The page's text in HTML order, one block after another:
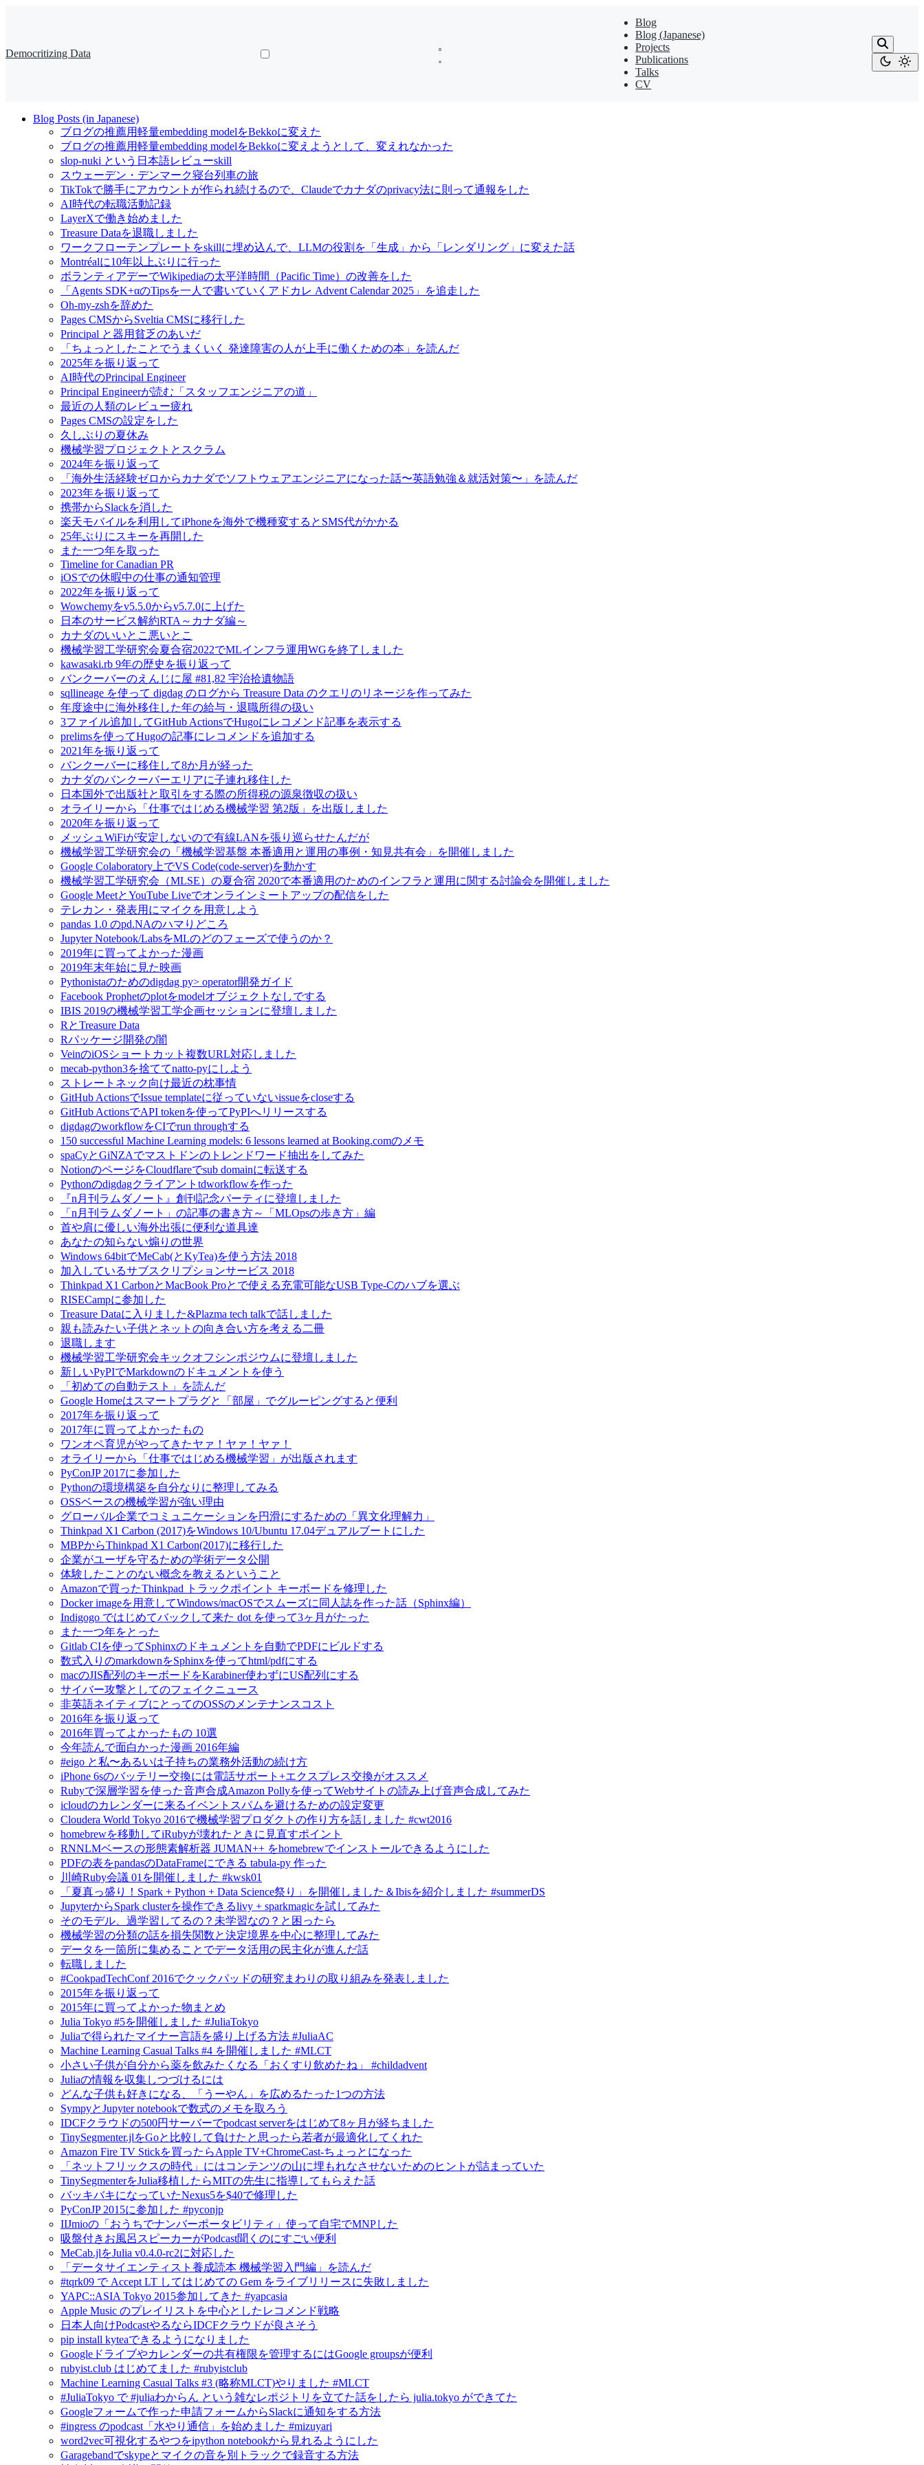
Democritizing Data
Blog
Blog (Japanese)
Projects
Publications
Talks
CV
Blog Posts (in Japanese)
ブログの推薦用軽量embedding modelをBekkoに変えた
ブログの推薦用軽量embedding modelをBekkoに変えようとして、変えれなかった
slop-nuki という日本語レビューskill
スウェーデン・デンマーク寝台列車の旅
TikTokで勝手にアカウントが作られ続けるので、Claudeでカナダのprivacy法に則って通報をした
AI時代の転職活動記録
LayerXで働き始めました
Treasure Dataを退職しました
ワークフローテンプレートをskillに埋め込んで、LLMの役割を「生成」から「レンダリング」に変えた話
Montréalに10年以上ぶりに行った
ボランティアデーでWikipediaの太平洋時間（Pacific Time）の改善をした
「Agents SDK+αのTipsを一人で書いていくアドカレ Advent Calendar 2025」を追走した
Oh-my-zshを辞めた
Pages CMSからSveltia CMSに移行した
Principal と器用貧乏のあいだ
「ちょっとしたことでうまくいく 発達障害の人が上手に働くための本」を読んだ
2025年を振り返って
AI時代のPrincipal Engineer
Principal Engineerが読む「スタッフエンジニアの道」
最近の人類のレビュー疲れ
Pages CMSの設定をした
久しぶりの夏休み
機械学習プロジェクトとスクラム
2024年を振り返って
「海外生活経験ゼロからカナダでソフトウェアエンジニアになった話〜英語勉強＆就活対策〜」を読んだ
2023年を振り返って
携帯からSlackを消した
楽天モバイルを利用してiPhoneを海外で機種変するとSMS代がかかる
25年ぶりにスキーを再開した
また一つ年を取った
Timeline for Canadian PR
iOSでの休暇中の仕事の通知管理
2022年を振り返って
Wowchemyをv5.5.0からv5.7.0に上げた
日本のサービス解約RTA～カナダ編～
カナダのいいとこ悪いとこ
機械学習工学研究会夏合宿2022でMLインフラ運用WGを終了しました
kawasaki.rb 9年の歴史を振り返って
バンクーバーのえんじに屋 #81,82 宇治拾遺物語
sqllineage を使って digdag のログから Treasure Data のクエリのリネージを作ってみた
年度途中に海外移住した年の給与・退職所得の扱い
3ファイル追加してGitHub ActionsでHugoにレコメンド記事を表示する
prelimsを使ってHugoの記事にレコメンドを追加する
2021年を振り返って
バンクーバーに移住して8か月が経った
カナダのバンクーバーエリアに子連れ移住した
日本国外で出版社と取引をする際の所得税の源泉徴収の扱い
オライリーから「仕事ではじめる機械学習 第2版」を出版しました
2020年を振り返って
メッシュWiFiが安定しないので有線LANを張り巡らせたんだが
機械学習工学研究会の「機械学習基盤 本番適用と運用の事例・知見共有会」を開催しました
Google Colaboratory上でVS Code(code-server)を動かす
機械学習工学研究会（MLSE）の夏合宿 2020で本番適用のためのインフラと運用に関する討論会を開催しました
Google MeetとYouTube Liveでオンラインミートアップの配信をした
テレカン・発表用にマイクを用意しよう
pandas 1.0 のpd.NAのハマりどころ
Jupyter Notebook/LabsをMLのどのフェーズで使うのか？
2019年に買ってよかった漫画
2019年末年始に見た映画
Pythonistaのためのdigdag py> operator開発ガイド
Facebook Prophetのplotをmodelオブジェクトなしでする
IBIS 2019の機械学習工学企画セッションに登壇しました
RとTreasure Data
Rパッケージ開発の闇
VeinのiOSショートカット複数URL対応しました
mecab-python3を捨ててnatto-pyにしよう
ストレートネック向け最近の枕事情
GitHub ActionsでIssue templateに従っていないissueをcloseする
GitHub ActionsでAPI tokenを使ってPyPIへリリースする
digdagのworkflowをCIでrun throughする
150 successful Machine Learning models: 6 lessons learned at Booking.comのメモ
spaCyとGiNZAでマストドンのトレンドワード抽出をしてみた
NotionのページをCloudflareでsub domainに転送する
Pythonのdigdagクライアントtdworkflowを作った
『n月刊ラムダノート』創刊記念パーティに登壇しました
「n月刊ラムダノート」の記事の書き方～「MLOpsの歩き方」編
首や肩に優しい海外出張に便利な道具達
あなたの知らない煽りの世界
Windows 64bitでMeCab(とKyTea)を使う方法 2018
加入しているサブスクリプションサービス 2018
Thinkpad X1 CarbonとMacBook Proとで使える充電可能なUSB Type-Cのハブを選ぶ
RISECampに参加した
Treasure Dataに入りました&Plazma tech talkで話しました
親も読みたい子供とネットの向き合い方を考える二冊
退職します
機械学習工学研究会キックオフシンポジウムに登壇しました
新しいPyPIでMarkdownのドキュメントを使う
「初めての自動テスト」を読んだ
Google Homeはスマートプラグと「部屋」でグルーピングすると便利
2017年を振り返って
2017年に買ってよかったもの
ワンオペ育児がやってきたヤァ！ヤァ！ヤァ！
オライリーから「仕事ではじめる機械学習」が出版されます
PyConJP 2017に参加した
Pythonの環境構築を自分なりに整理してみる
OSSベースの機械学習が強い理由
グローバル企業でコミュニケーションを円滑にするための「異文化理解力」
Thinkpad X1 Carbon (2017)をWindows 10/Ubuntu 17.04デュアルブートにした
MBPからThinkpad X1 Carbon(2017)に移行した
企業がユーザを守るための学術データ公開
体験したことのない概念を教えるということ
Amazonで買ったThinkpad トラックポイント キーボードを修理した
Docker imageを用意してWindows/macOSでスムーズに同人誌を作った話（Sphinx編）
Indigogo ではじめてバックして来た dot を使って3ヶ月がたった
また一つ年をとった
Gitlab CIを使ってSphinxのドキュメントを自動でPDFにビルドする
数式入りのmarkdownをSphinxを使ってhtml/pdfにする
macのJIS配列のキーボードをKarabiner使わずにUS配列にする
サイバー攻撃としてのフェイクニュース
非英語ネイティブにとってのOSSのメンテナンスコスト
2016年を振り返って
2016年買ってよかったもの 10選
今年読んで面白かった漫画 2016年編
#eigo と私〜あるいは子持ちの業務外活動の続け方
iPhone 6sのバッテリー交換には電話サポート+エクスプレス交換がオススメ
Rubyで深層学習を使った音声合成Amazon Pollyを使ってWebサイトの読み上げ音声合成してみた
icloudのカレンダーに来るイベントスパムを避けるための設定変更
Cloudera World Tokyo 2016で機械学習プロダクトの作り方を話しました #cwt2016
homebrewを移動してiRubyが壊れたときに見直すポイント
RNNLMベースの形態素解析器 JUMAN++ をhomebrewでインストールできるようにした
PDFの表をpandasのDataFrameにできる tabula-py 作った
川崎Ruby会議 01を開催しました #kwsk01
「夏真っ盛り！Spark + Python + Data Science祭り」を開催しました＆Ibisを紹介しました #summerDS
JupyterからSpark clusterを操作できるlivy + sparkmagicを試してみた
そのモデル、過学習してるの？未学習なの？と困ったら
機械学習の分類の話を損失関数と決定境界を中心に整理してみた
データを一箇所に集めることでデータ活用の民主化が進んだ話
転職しました
#CookpadTechConf 2016でクックパッドの研究まわりの取り組みを発表しました
2015年を振り返って
2015年に買ってよかった物まとめ
Julia Tokyo #5を開催しました #JuliaTokyo
Juliaで得られたマイナー言語を盛り上げる方法 #JuliaAC
Machine Learning Casual Talks #4 を開催しました #MLCT
小さい子供が自分から薬を飲みたくなる「おくすり飲めたね」 #childadvent
Juliaの情報を収集しつづけるには
どんな子供も好きになる、「うーやん」を広めるたった1つの方法
SympyとJupyter notebookで数式のメモを取ろう
IDCFクラウドの500円サーバーでpodcast serverをはじめて8ヶ月が経ちました
TinySegmenter.jlをGoと比較して負けたと思ったら若者が最適化してくれた
Amazon Fire TV Stickを買ったらApple TV+ChromeCast-ちょっとになった
「ネットフリックスの時代」にはコンテンツの山に埋もれなさせないためのヒントが詰まっていた
TinySegmenterをJulia移植したらMITの先生に指導してもらえた話
バッキバキになっていたNexus5を$40で修理した
PyConJP 2015に参加した #pyconjp
IIJmioの「おうちでナンバーポータビリティ」使って自宅でMNPした
吸盤付きお風呂スピーカーがPodcast聞くのにすごい便利
MeCab.jlをJulia v0.4.0-rc2に対応した
「データサイエンティスト養成読本 機械学習入門編」を読んだ
#tqrk09 で Accept LT してはじめての Gem をライブリリースに失敗しました
YAPC::ASIA Tokyo 2015参加してきた #yapcasia
Apple Music のプレイリストを中心としたレコメンド戦略
日本人向けPodcastやるならIDCFクラウドが良さそう
pip install kyteaできるようになりました
Googleドライブやカレンダーの共有権限を管理するにはGoogle groupsが便利
rubyist.club はじめてました #rubyistclub
Machine Learning Casual Talks #3 (略称MLCT)やりました #MLCT
#JuliaTokyo で #juliaわからん という雑なレポジトリを立てた話をしたら julia.tokyo ができてた
Googleフォームで作った申請フォームからSlackに通知をする方法
#ingress のpodcast「水やり通信」を始めました #mizuyari
word2vec可視化するやつをipython notebookから見れるようにした
Garagebandでskypeとマイクの音を別トラックで録音する方法